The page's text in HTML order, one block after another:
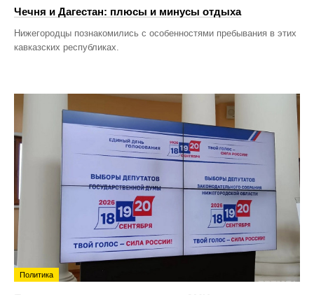
Чечня и Дагестан: плюсы и минусы отдыха
Нижегородцы познакомились с особенностями пребывания в этих
кавказских республиках.
Политика